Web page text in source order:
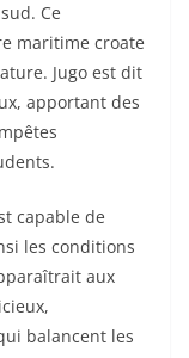
Ce
maritime croate
Jugo est dit
apportant des
capable de
les conditions
aux
balancent les